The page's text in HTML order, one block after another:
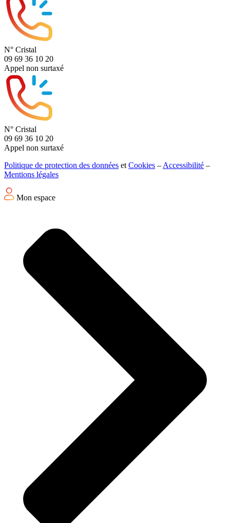
N° Cristal
09 69 36 10 20
Appel non surtaxé
N° Cristal
09 69 36 10 20
Appel non surtaxé
Politique de protection des données et Cookies – Accessibilité –
Mentions légales
Mon espace